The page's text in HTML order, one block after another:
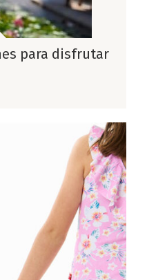
para disfrutar